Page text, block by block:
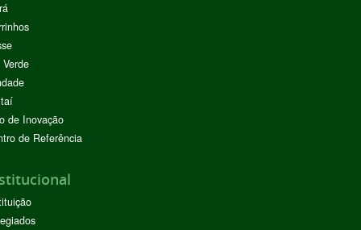
de Inovação
de Referência